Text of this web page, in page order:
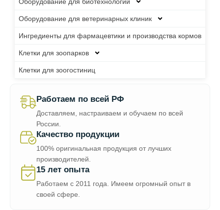
Оборудование для ветеринарных клиник
Ингредиенты для фармацевтики и производства кормов
Клетки для зоопарков
Клетки для зоогостиниц
Работаем по всей РФ
Доставляем, настраиваем и обучаем по всей
России.
Качество продукции
100% оригинальная продукция от лучших
производителей.
15 лет опыта
Работаем с 2011 года. Имеем огромный опыт в
своей сфере.